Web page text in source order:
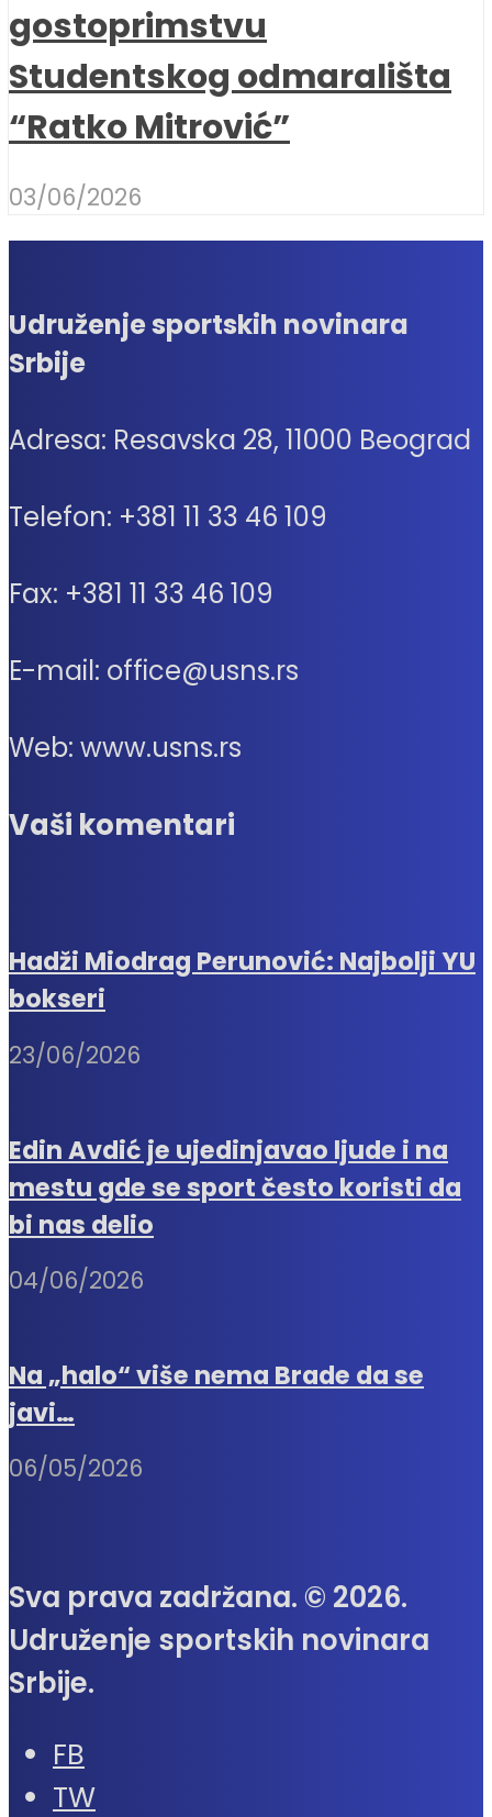
gostoprimstvu
Studentskog odmarališta
“Ratko Mitrović”
03/06/2026
Udruženje sportskih novinara
Srbije
Adresa: Resavska 28, 11000 Beograd
Telefon: +381 11 33 46 109
Fax: +381 11 33 46 109
E-mail: office@usns.rs
Web: www.usns.rs
Vaši komentari
Hadži Miodrag Perunović: Najbolji YU
bokseri
23/06/2026
Edin Avdić je ujedinjavao ljude i na
mestu gde se sport često koristi da
bi nas delio
04/06/2026
Na „halo“ više nema Brade da se
javi…
06/05/2026
Sva prava zadržana. © 2026.
Udruženje sportskih novinara
Srbije.
FB
TW